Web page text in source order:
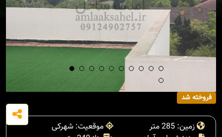
فروخته شد
زمین: 285 متر
موقعیت: شهرکی